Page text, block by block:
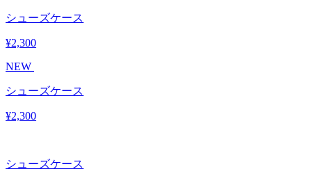
シューズケース
¥2,300
NEW
シューズケース
¥2,300
シューズケース